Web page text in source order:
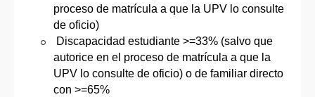
proceso de matrícula a que la UPV lo consulte
de oficio)
Discapacidad estudiante >=33% (salvo que
autorice en el proceso de matrícula a que la
UPV lo consulte de oficio) o de familiar directo
con >=65%